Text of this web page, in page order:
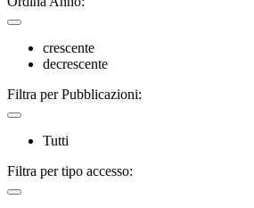
crescente
decrescente
Filtra per Pubblicazioni:
Tutti
Filtra per tipo accesso: